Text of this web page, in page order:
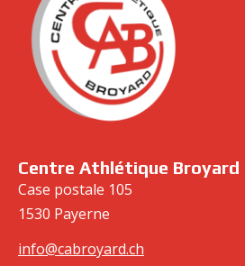
Centre Athlétique Broyard
Case postale 105
1530 Payerne
info@cabroyard.ch